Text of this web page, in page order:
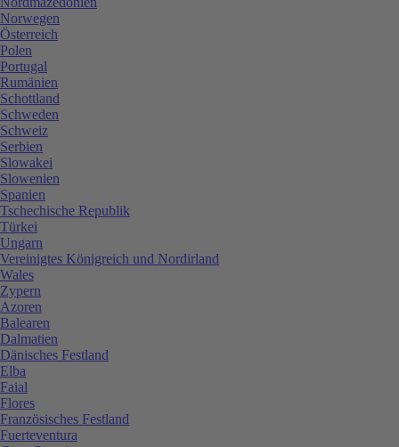
Norwegen
Österreich
Polen
Portugal
Rumänien
Schottland
Schweden
Schweiz
Serbien
Slowakei
Slowenien
Spanien
Tschechische Republik
Türkei
Ungarn
Vereinigtes Königreich und Nordirland
Wales
Zypern
Azoren
Balearen
Dalmatien
Dänisches Festland
Elba
Faial
Flores
Französisches Festland
Fuerteventura